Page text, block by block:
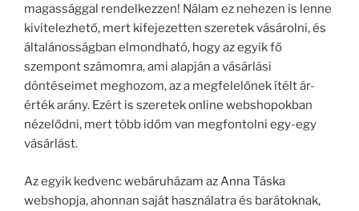
magassággal rendelkezzen! Nálam ez nehezen is lenne
kivitelezhető, mert kifejezetten szeretek vásárolni, és
általánosságban elmondható, hogy az egyik fő
szempont számomra, ami alapján a vásárlási
döntéseimet meghozom, az a megfelelőnek ítélt ár-
érték arány. Ezért is szeretek online webshopokban
nézelődni, mert több időm van megfontolni egy-egy
vásárlást.
Az egyik kedvenc webáruházam az Anna Táska
webshopja, ahonnan saját használatra és barátoknak,